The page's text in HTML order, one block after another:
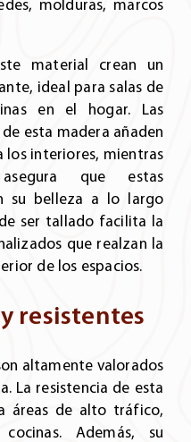
material crean un
ideal para salas de
en el hogar. Las
esta madera añaden
los interiores, mientras
que estas
su belleza a lo largo
ser tallado facilita la
que realzan la
de los espacios.
resistentes
altamente valorados
La resistencia de esta
áreas de alto tráfico,
Además, su